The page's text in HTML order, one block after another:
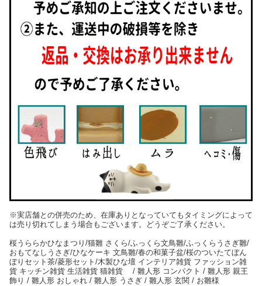
※実店舗との併売のため、在庫ありとなっていてもタイミングによって
は売り切れてしまう場合もございます。どうぞご了承ください。
桜うららかひなまつり/猫雛 さくら/ふっくら文鳥雛/ふっくらうさぎ雛/
おもてなしうさぎ/ひなケーキ 文鳥雛/春の和菓子盆/桜のついたてぼん
ぼりセット茶/菱形セット/木製ひな壇 インテリア雑貨 ファッション雑
貨 キッチン雑貨 生活雑貨 猫雑貨 / 雛人形 コンパクト / 雛人形 親王
飾り / 雛人形 おしゃれ / 雛人形 うさぎ / 雛人形 玄関 / お雛様